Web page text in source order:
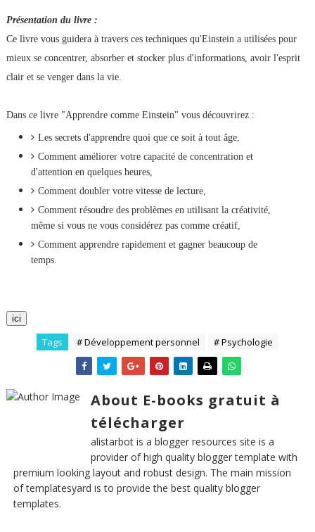
Présentation du livre :
Ce livre vous guidera à travers ces techniques qu'Einstein a utilisées pour
mieux se concentrer, absorber et stocker plus d'informations, avoir l'esprit
clair et se venger dans la vie.
Dans ce livre "Apprendre comme Einstein" vous découvrirez :
Les secrets d'apprendre quoi que ce soit à tout âge,
Comment améliorer votre capacité de concentration et
d'attention en quelques heures,
Comment doubler votre vitesse de lecture,
Comment résoudre des problèmes en utilisant la créativité,
même si vous ne vous considérez pas comme créatif,
Comment apprendre rapidement et gagner beaucoup de
temps.
ici
Tags # Développement personnel # Psychologie
About E-books gratuit à
télécharger
alistarbot is a blogger resources site is a
provider of high quality blogger template with
premium looking layout and robust design. The main mission
of templatesyard is to provide the best quality blogger
templates.